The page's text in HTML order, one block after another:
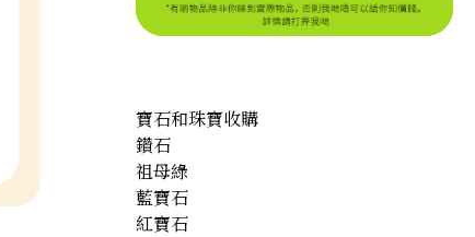
寶石和珠寶收購
鑽石
祖母綠
藍寶石
紅寶石